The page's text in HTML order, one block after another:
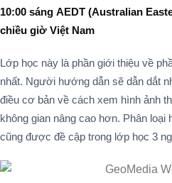
10:00 sáng AEDT (Australian
chiều giờ Việt Nam
Lớp học này là phần giới thiệu về
nhất. Người hướng dẫn sẽ dẫn dắt
điều cơ bản về cách xem hình ảnh
không gian nâng cao hơn. Phân loại
cũng được đề cập trong lớp học 3